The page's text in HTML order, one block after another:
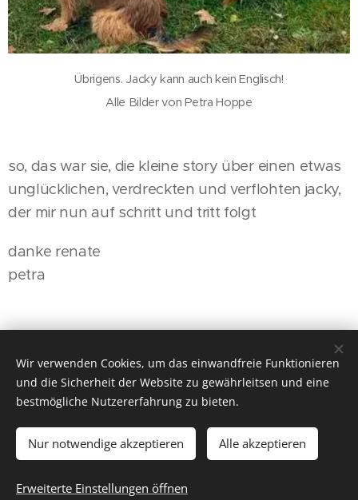
Übrigens. Jacky kann auch kein Englisch!
Alle Bilder von Petra Hoppe
so, das war sie, die kleine story über einen etwas
unglücklichen, verdreckten und verflohten jacky,
der mir nun auf schritt und tritt folgt
danke renate
petra
Tierarztpraxis Dr. Renate Lorenz
, alle Rechte
Unterstützt vonWebnode
Wir verwenden Cookies, um das einwandfreie Funktionieren
und die Sicherheit der Website zu gewährleitsen und eine
bestmögliche Nutzererfahrung zu bieten.
Nur notwendige akzeptieren Alle akzeptieren
Erweiterte Einstellungen öffnen